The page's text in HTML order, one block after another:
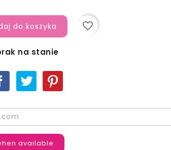
do koszyka favorite_border
na stanie
available